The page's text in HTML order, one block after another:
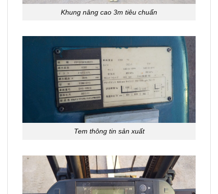
Khung nâng cao 3m tiêu chuẩn
Tem thông tin sản xuất